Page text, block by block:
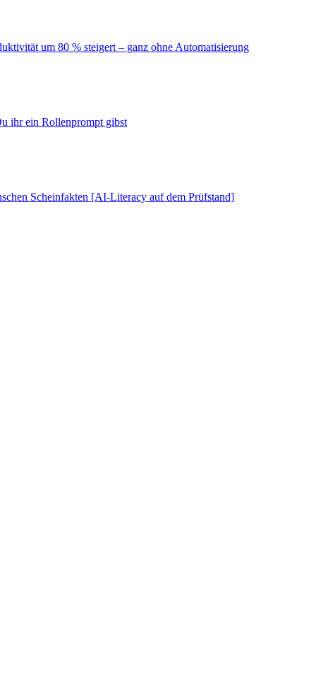
um 80 % steigert – ganz ohne Automatisierung
ihr ein Rollenprompt gibst
Scheinfakten [AI-Literacy auf dem Prüfstand]